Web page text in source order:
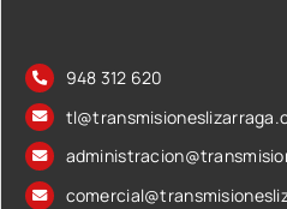
948 312 620